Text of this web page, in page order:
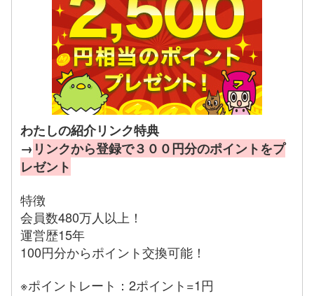
わたしの紹介リンク特典
→ リンクから登録で３００円分のポイントをプ
レゼント
特徴
会員数480万人以上！
運営歴15年
100円分からポイント交換可能！
※ポイントレート：2ポイント=1円